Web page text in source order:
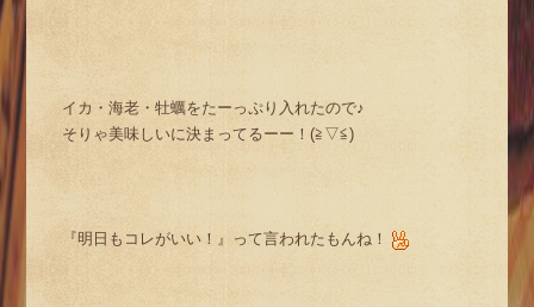
イカ・海老・牡蠣をたーっぷり入れたので♪
そりゃ美味しいに決まってるーー！(≧▽≦)
『明日もコレがいい！』って言われたもんね！